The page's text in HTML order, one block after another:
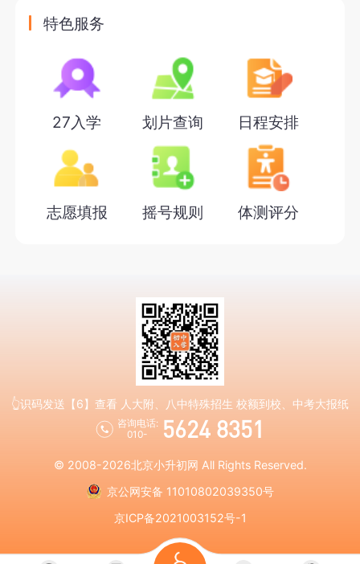
特色服务
27入学 划片查询 日程安排
志愿填报 摇号规则 体测评分
👆识码发送【6】查看 人大附、八中特殊招生 校额到校、中考大报纸
咨询电话:
010-
5624 8351
© 2008-2026北京小升初网 All Rights Reserved.
京公网安备 11010802039350号
京ICP备2021003152号-1